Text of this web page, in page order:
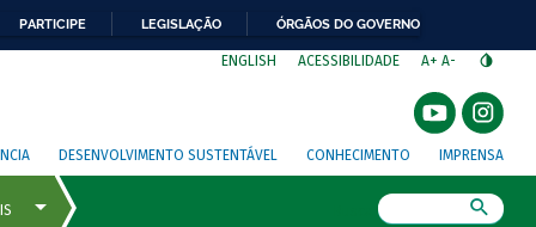
PARTICIPE LEGISLAÇÃO ÓRGÃOS DO GOVERNO
ENGLISH ACESSIBILIDADE A+ A-
DESENVOLVIMENTO SUSTENTÁVEL CONHECIMENTO IMPRENSA